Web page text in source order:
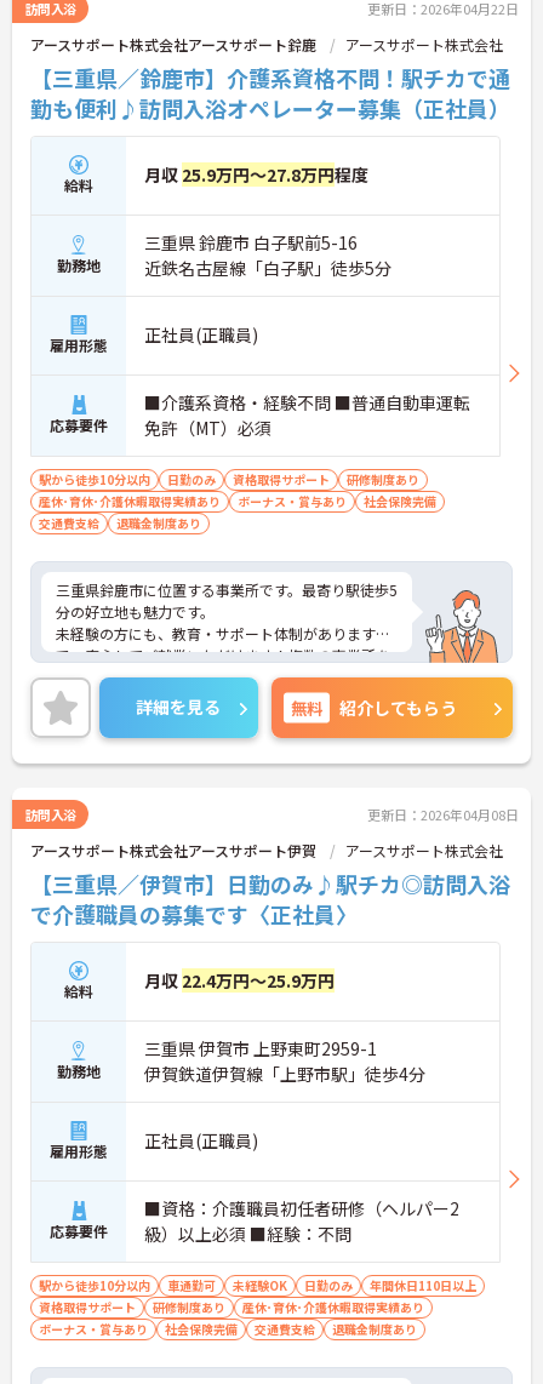
訪問入浴 更新日：2026年04月22日
アースサポート株式会社アースサポート鈴鹿 アースサポート株式会社
【三重県／鈴鹿市】介護系資格不問！駅チカで通
勤も便利♪訪問入浴オペレーター募集（正社員）
給料 月収 25.9万円～27.8万円程度
勤務地
三重県 鈴鹿市 白子駅前5-16
近鉄名古屋線「白子駅」徒歩5分
雇用形態 正社員(正職員)
応募要件
■介護系資格・経験不問 ■普通自動車運転
免許（MT）必須
駅から徒歩10分以内 日勤のみ 資格取得サポート
研修制度あり
産休･育休･介護休暇取得実績あり
ボーナス・賞与あり
社会保険完備
交通費支給
退職金制度あり
三重県鈴鹿市に位置する事業所です。最寄り駅徒歩5
分の好立地も魅力です。
未経験の方にも、教育・サポート体制がありますの
で、安心してご就業いただけます！複数の事業所を
展開する大手法人が母体ですので安定感も抜群で
す。ご興味をお持ちの方には、詳細の情報や面接の
ポイントをお伝えしますのでお気軽にお問い合わせ
ください。
詳細を見る 無料 紹介してもらう
訪問入浴 更新日：2026年04月08日
アースサポート株式会社アースサポート伊賀 アースサポート株式会社
【三重県／伊賀市】日勤のみ♪駅チカ◎訪問入浴
で介護職員の募集です〈正社員〉
給料 月収 22.4万円～25.9万円
勤務地
三重県 伊賀市 上野東町2959-1
伊賀鉄道伊賀線「上野市駅」徒歩4分
雇用形態 正社員(正職員)
応募要件
■資格：介護職員初任者研修（ヘルパー2
級）以上必須 ■経験：不問
駅から徒歩10分以内 車通勤可 未経験OK 日勤のみ
年間休日110日以上
資格取得サポート
研修制度あり
産休･育休･介護休暇取得実績あり
ボーナス・賞与あり
社会保険完備 交通費支給 退職金制度あり